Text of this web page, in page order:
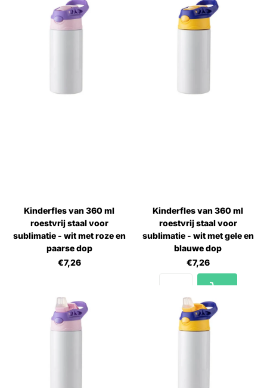
Kinderfles van 360 ml
roestvrij staal voor
sublimatie - wit met roze en
paarse dop
€7,26
Kinderfles van 360 ml
roestvrij staal voor
sublimatie - wit met gele en
blauwe dop
€7,26